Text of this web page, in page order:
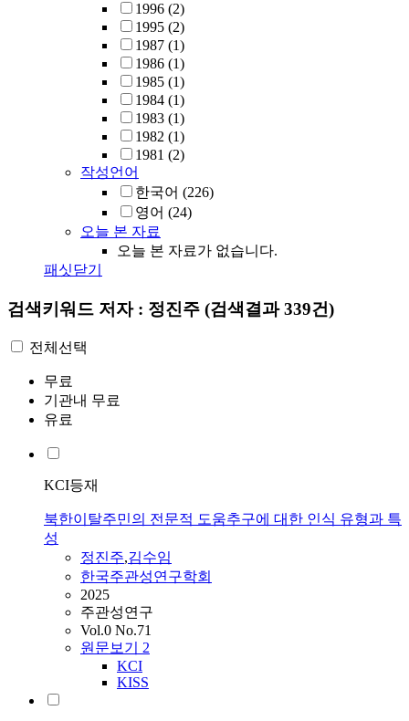
1996 (2)
1995 (2)
1987 (1)
1986 (1)
1985 (1)
1984 (1)
1983 (1)
1982 (1)
1981 (2)
작성언어
한국어 (226)
영어 (24)
오늘 본 자료
오늘 본 자료가 없습니다.
패싯닫기
검색키워드 저자 : 정진주 (검색결과 339건)
전체선택
무료
기관내 무료
유료
KCI등재
북한이탈주민의 전문적 도움추구에 대한 인식 유형과 특
성
정진주,김수임
한국주관성연구학회
2025
주관성연구
Vol.0 No.71
원문보기 2
KCI
KISS